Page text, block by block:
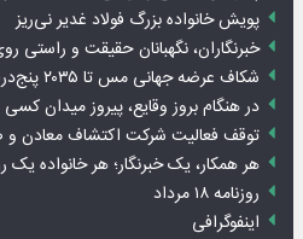
پویش خانواده بزرگ فولاد غدیر نی‌ریز
خبرنگاران، نگهبانان حقیقت و راستی
شکاف عرضه جهانی مس تا ۲۰۳۵ پنج‌درصد کاهش می‌یابد
در هنگام بروز وقایع، پیروز میدان
توقف فعالیت شرکت اکتشاف معادن و
هر همکار، یک خبرنگار؛ هر خانواده یک
روزنامه ۱۸ مرداد
اینفوگرافی